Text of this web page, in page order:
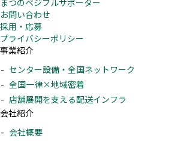
お問い合わせ
採用・応募
プライバシーポリシー
事業紹介
センター設備・全国ネットワーク
全国一律×地域密着
店舗展開を支える配送インフラ
会社紹介
会社概要